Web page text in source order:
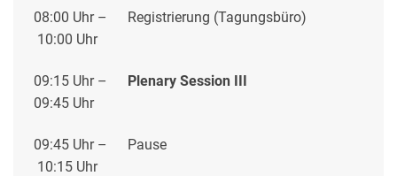
08:00 Uhr –
10:00 Uhr
Registrierung (Tagungsbüro)
09:15 Uhr –
09:45 Uhr
Plenary Session III
09:45 Uhr –
10:15 Uhr
Pause